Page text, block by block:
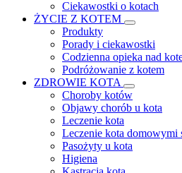
Ciekawostki o kotach
ŻYCIE Z KOTEM
Produkty
Porady i ciekawostki
Codzienna opieka nad
Podróżowanie z kotem
ZDROWIE KOTA
Choroby kotów
Objawy chorób u kota
Leczenie kota
Leczenie kota domowymi
Pasożyty u kota
Higiena